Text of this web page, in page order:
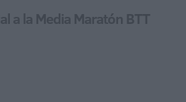
a la Media Maratón BTT